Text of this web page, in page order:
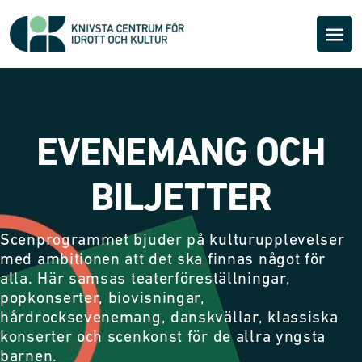
EVENEMANG OCH
BILJETTER
Scenprogrammet bjuder på kulturupplevelser
med ambitionen att det ska finnas något för
alla. Här samsas teaterföreställningar,
popkonserter, biovisningar,
hårdrocksevenemang, danskvällar, klassiska
konserter och scenkonst för de allra yngsta
barnen.